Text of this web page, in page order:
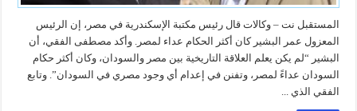
المستقبل نت – وكالات قال رئيس مكتبة الإسكندرية في مصر، إن الرئيس
المعزول عمر البشير كان أكثر الحكام عداء لمصر. وأكد مصطفى الفقي، أن
البشير “لم يكن يعلم العلاقة التاريخية بين مصر والسودان، وكان أكثر حكام
السودان عداءً لمصر، وتفنن في إعدام أي وجود مصري في السودان”. وتابع
الفقي الذي ...